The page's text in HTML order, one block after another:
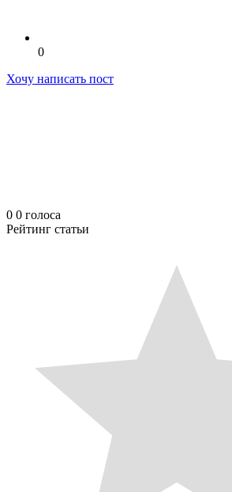
0
Хочу написать пост
0 0 голоса
Рейтинг статьи